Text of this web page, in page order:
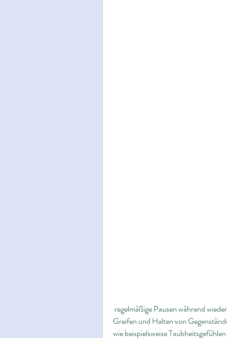
Greifen und Halten von
wie beispielsweise